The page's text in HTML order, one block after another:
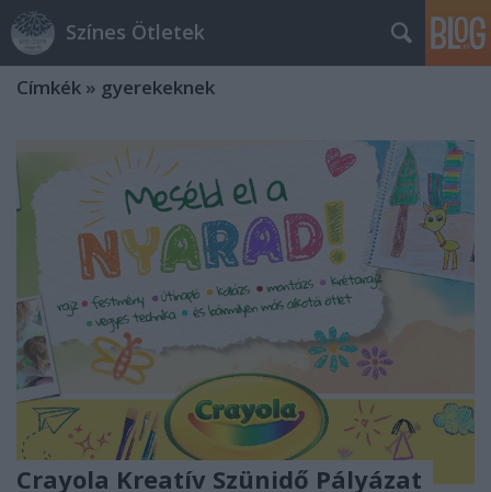
Színes Ötletek
Címkék » gyerekeknek
Crayola Kreatív Szünidő Pályázat